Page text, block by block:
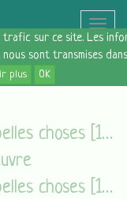
sur ce site. Les
sont transmises
plus OK
Toggle
Des belles choses [13 août 2017]
Des belles choses [13 août 2017]